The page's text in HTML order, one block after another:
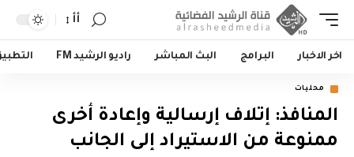
أأ
اخر الاخبار البرامج البث المباشر راديو الرشيد FM
محليات
المنافذ: إتلاف إرسالية وإعادة أخرى
ممنوعة من الاستيراد إلى الجانب